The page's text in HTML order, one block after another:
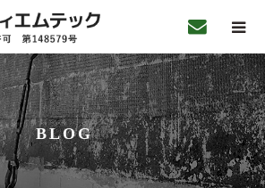
BLOG